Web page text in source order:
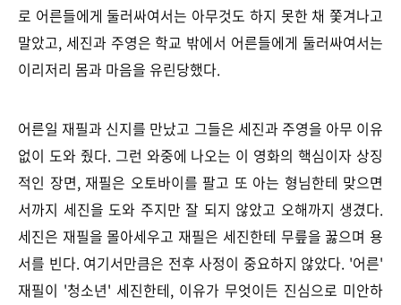
로 어른들에게 둘러싸여서는 아무것도 하지 못한 채 쫓겨나고
말았고, 세진과 주영은 학교 밖에서 어른들에게 둘러싸여서는
이리저리 몸과 마음을 유린당했다.
어른일 재필과 신지를 만났고 그들은 세진과 주영을 아무 이유
없이 도와 줬다. 그런 와중에 나오는 이 영화의 핵심이자 상징
적인 장면, 재필은 오토바이를 팔고 또 아는 형님한테 맞으면
서까지 세진을 도와 주지만 잘 되지 않았고 오해까지 생겼다.
세진은 재필을 몰아세우고 재필은 세진한테 무릎을 꿇으며 용
서를 빈다. 여기서만큼은 전후 사정이 중요하지 않았다. '어른'
재필이 '청소년' 세진한테, 이유가 무엇이든 진심으로 미안하